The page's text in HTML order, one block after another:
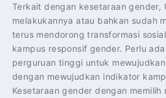
Terkait dengan kesetaraan gender,
melakukannya atau bahkan sudah
terus mendorong transformasi
kampus responsif gender. Perlu
perguruan tinggi untuk
dengan mewujudkan indikator
Kesetaraan gender dengan memilih